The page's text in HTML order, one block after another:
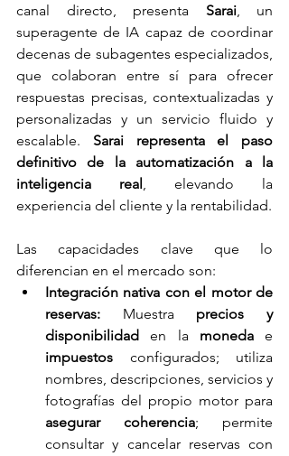
canal directo, presenta Sarai, un
superagente de IA capaz de coordinar
decenas de subagentes especializados,
que colaboran entre sí para ofrecer
respuestas precisas, contextualizadas y
personalizadas y un servicio fluido y
escalable. Sarai representa el paso
definitivo de la automatización a la
inteligencia real, elevando la
experiencia del cliente y la rentabilidad.
Las capacidades clave que lo
diferencian en el mercado son:
Integración nativa con el motor de
reservas: Muestra precios y
disponibilidad en la moneda
impuestos configurados; utiliza
nombres, descripciones, servicios y
asegurar coherencia; permite
consultar y cancelar reservas con